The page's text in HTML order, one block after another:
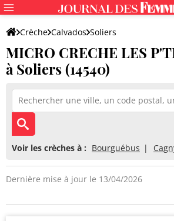
Crèche Calvados Soliers
MICRO CRECHE LES P'TITS HEROS
MICRO CRECHE LES
à Soliers (14540)
Voir les crèches à : Bourguébus
Dernière mise à jour le 13/04/2026